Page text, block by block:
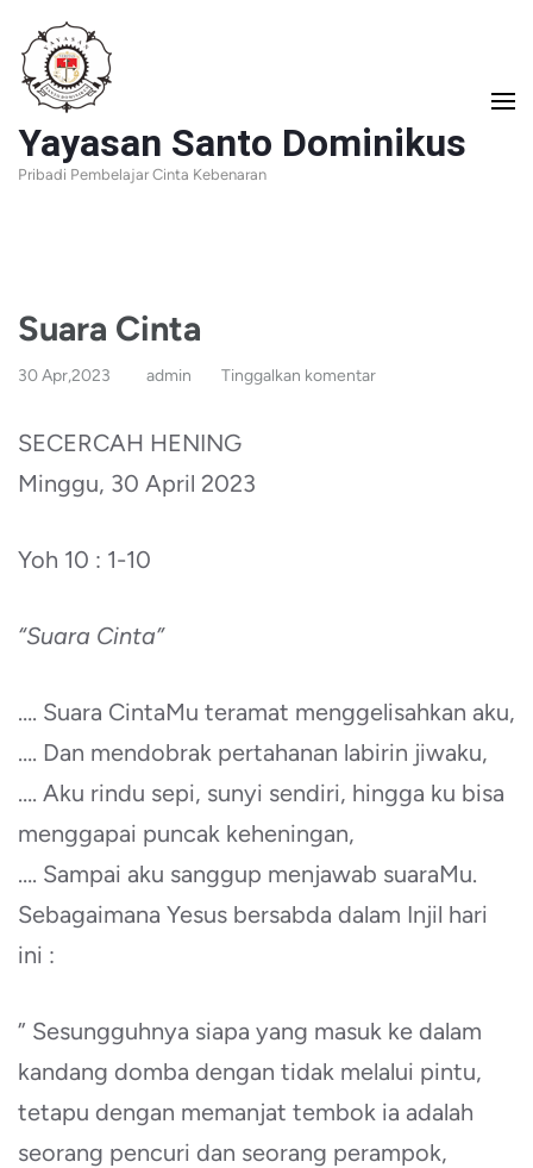
Lompat
ke
konten
(Tekan
Enter)
Yayasan Santo Dominikus
Pribadi Pembelajar Cinta Kebenaran
Suara Cinta
30 Apr,2023 admin Tinggalkan komentar
SECERCAH HENING
Minggu, 30 April 2023
Yoh 10 : 1-10
“Suara Cinta”
…. Suara CintaMu teramat menggelisahkan aku,
…. Dan mendobrak pertahanan labirin jiwaku,
…. Aku rindu sepi, sunyi sendiri, hingga ku bisa
menggapai puncak keheningan,
…. Sampai aku sanggup menjawab suaraMu.
Sebagaimana Yesus bersabda dalam Injil hari
ini :
” Sesungguhnya siapa yang masuk ke dalam
kandang domba dengan tidak melalui pintu,
tetapu dengan memanjat tembok ia adalah
seorang pencuri dan seorang perampok,